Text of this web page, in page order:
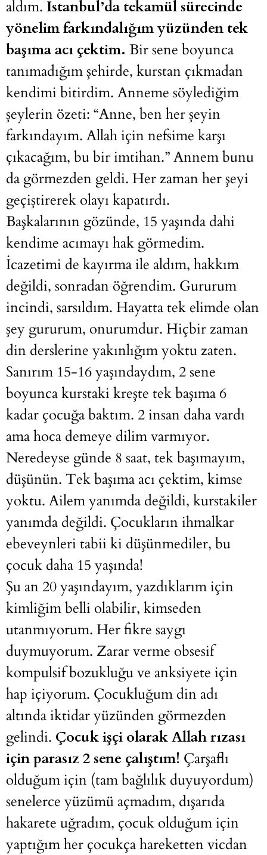
aldım. İstanbul’da tekamül sürecinde
yönelim farkındalığım yüzünden tek
başıma acı çektim. Bir sene boyunca
tanımadığım şehirde, kurstan çıkmadan
kendimi bitirdim. Anneme söylediğim
şeylerin özeti: “Anne, ben her şeyin
farkındayım. Allah için nefsime karşı
çıkacağım, bu bir imtihan.” Annem bunu
da görmezden geldi. Her zaman her şeyi
geçiştirerek olayı kapatırdı.
Başkalarının gözünde, 15 yaşında dahi
kendime acımayı hak görmedim.
İcazetimi de kayırma ile aldım, hakkım
değildi, sonradan öğrendim. Gururum
incindi, sarsıldım. Hayatta tek elimde olan
şey gururum, onurumdur. Hiçbir zaman
din derslerine yakınlığım yoktu zaten.
Sanırım 15-16 yaşındaydım, 2 sene
boyunca kurstaki kreşte tek başıma 6
kadar çocuğa baktım. 2 insan daha vardı
ama hoca demeye dilim varmıyor.
Neredeyse günde 8 saat, tek başımayım,
düşünün. Tek başıma acı çektim, kimse
yoktu. Ailem yanımda değildi, kurstakiler
yanımda değildi. Çocukların ihmalkar
ebeveynleri tabii ki düşünmediler, bu
çocuk daha 15 yaşında!
Şu an 20 yaşındayım, yazdıklarım için
kimliğim belli olabilir, kimseden
utanmıyorum. Her fikre saygı
duymuyorum. Zarar verme obsesif
kompulsif bozukluğu ve anksiyete için
hap içiyorum. Çocukluğum din adı
altında iktidar yüzünden görmezden
gelindi. Çocuk işçi olarak Allah rızası
için parasız 2 sene çalıştım! Çarşaflı
olduğum için (tam bağlılık duyuyordum)
senelerce yüzümü açmadım, dışarıda
hakarete uğradım, çocuk olduğum için
yaptığım her çocukça hareketten vicdan